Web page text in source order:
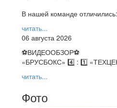
В нашей команде отличились:
читать...
06 августа 2026
⚽️ВИДЕООБЗОР⚽️
«БРУСБОКС» 4️⃣ : 1️⃣
читать...
Фото